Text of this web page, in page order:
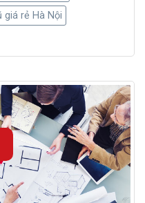
giá rẻ Hà Nội